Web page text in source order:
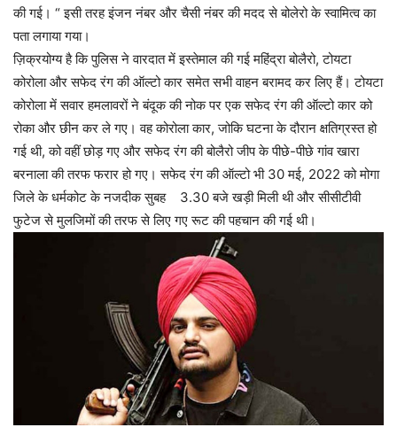
की गई। “ इसी तरह इंजन नंबर और चैसी नंबर की मदद से बोलेरो के स्वामित्व का
पता लगाया गया।
ज़िक्रयोग्य है कि पुलिस ने वारदात में इस्तेमाल की गई महिंद्रा बोलैरो, टोयटा
कोरोला और सफेद रंग की ऑल्टो कार समेत सभी वाहन बरामद कर लिए हैं। टोयटा
कोरोला में सवार हमलावरों ने बंदूक की नोक पर एक सफेद रंग की ऑल्टो कार को
रोका और छीन कर ले गए। वह कोरोला कार, जोकि घटना के दौरान क्षतिग्रस्त हो
गई थी, को वहीं छोड़ गए और सफेद रंग की बोलैरो जीप के पीछे-पीछे गांव खारा
बरनाला की तरफ फरार हो गए। सफेद रंग की ऑल्टो भी 30 मई, 2022 को मोगा
जिले के धर्मकोट के नजदीक सुबह 3.30 बजे खड़ी मिली थी और सीसीटीवी
फुटेज से मुलजिमों की तरफ से लिए गए रूट की पहचान की गई थी।